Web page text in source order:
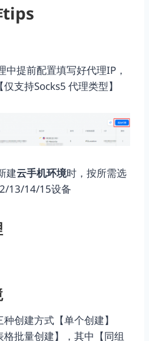
tips
中提前配置填写好代理IP，
支持Socks5 代理类型】
建云手机环境时，按所需选
13/14/15设备
创建方式【单个创建】
格批量创建】，其中【同组